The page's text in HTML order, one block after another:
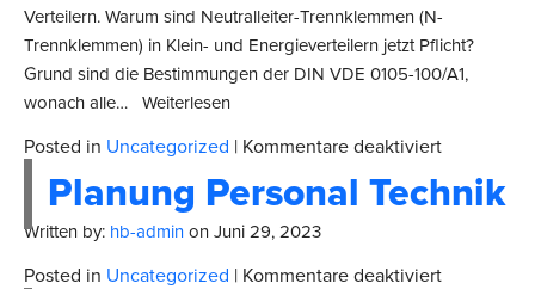
Verteilern. Warum sind Neutralleiter-Trennklemmen (N-
Trennklemmen) in Klein- und Energieverteilern jetzt Pflicht?
Grund sind die Bestimmungen der DIN VDE 0105-100/A1,
wonach alle… Weiterlesen
Posted in Uncategorized | Kommentare deaktiviertfür
Seib
Planung Personal Technik
Written by: hb-admin on Juni 29, 2023
Posted in Uncategorized | Kommentare deaktiviertfür